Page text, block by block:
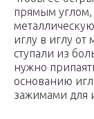
прямым углом,
иглу в иглу от
ступали из
нужно
основанию
зажимами для